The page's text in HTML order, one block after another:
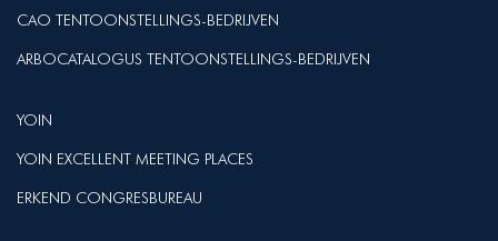
CAO TENTOONSTELLINGS-BEDRIJVEN
ARBOCATALOGUS TENTOONSTELLINGS-BEDRIJVEN
YOIN
YOIN EXCELLENT MEETING PLACES
ERKEND CONGRESBUREAU